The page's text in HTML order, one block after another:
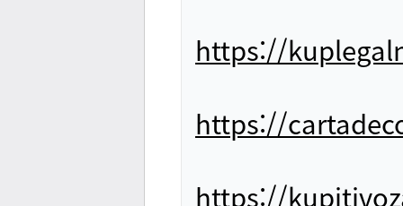
https://
https://
https://